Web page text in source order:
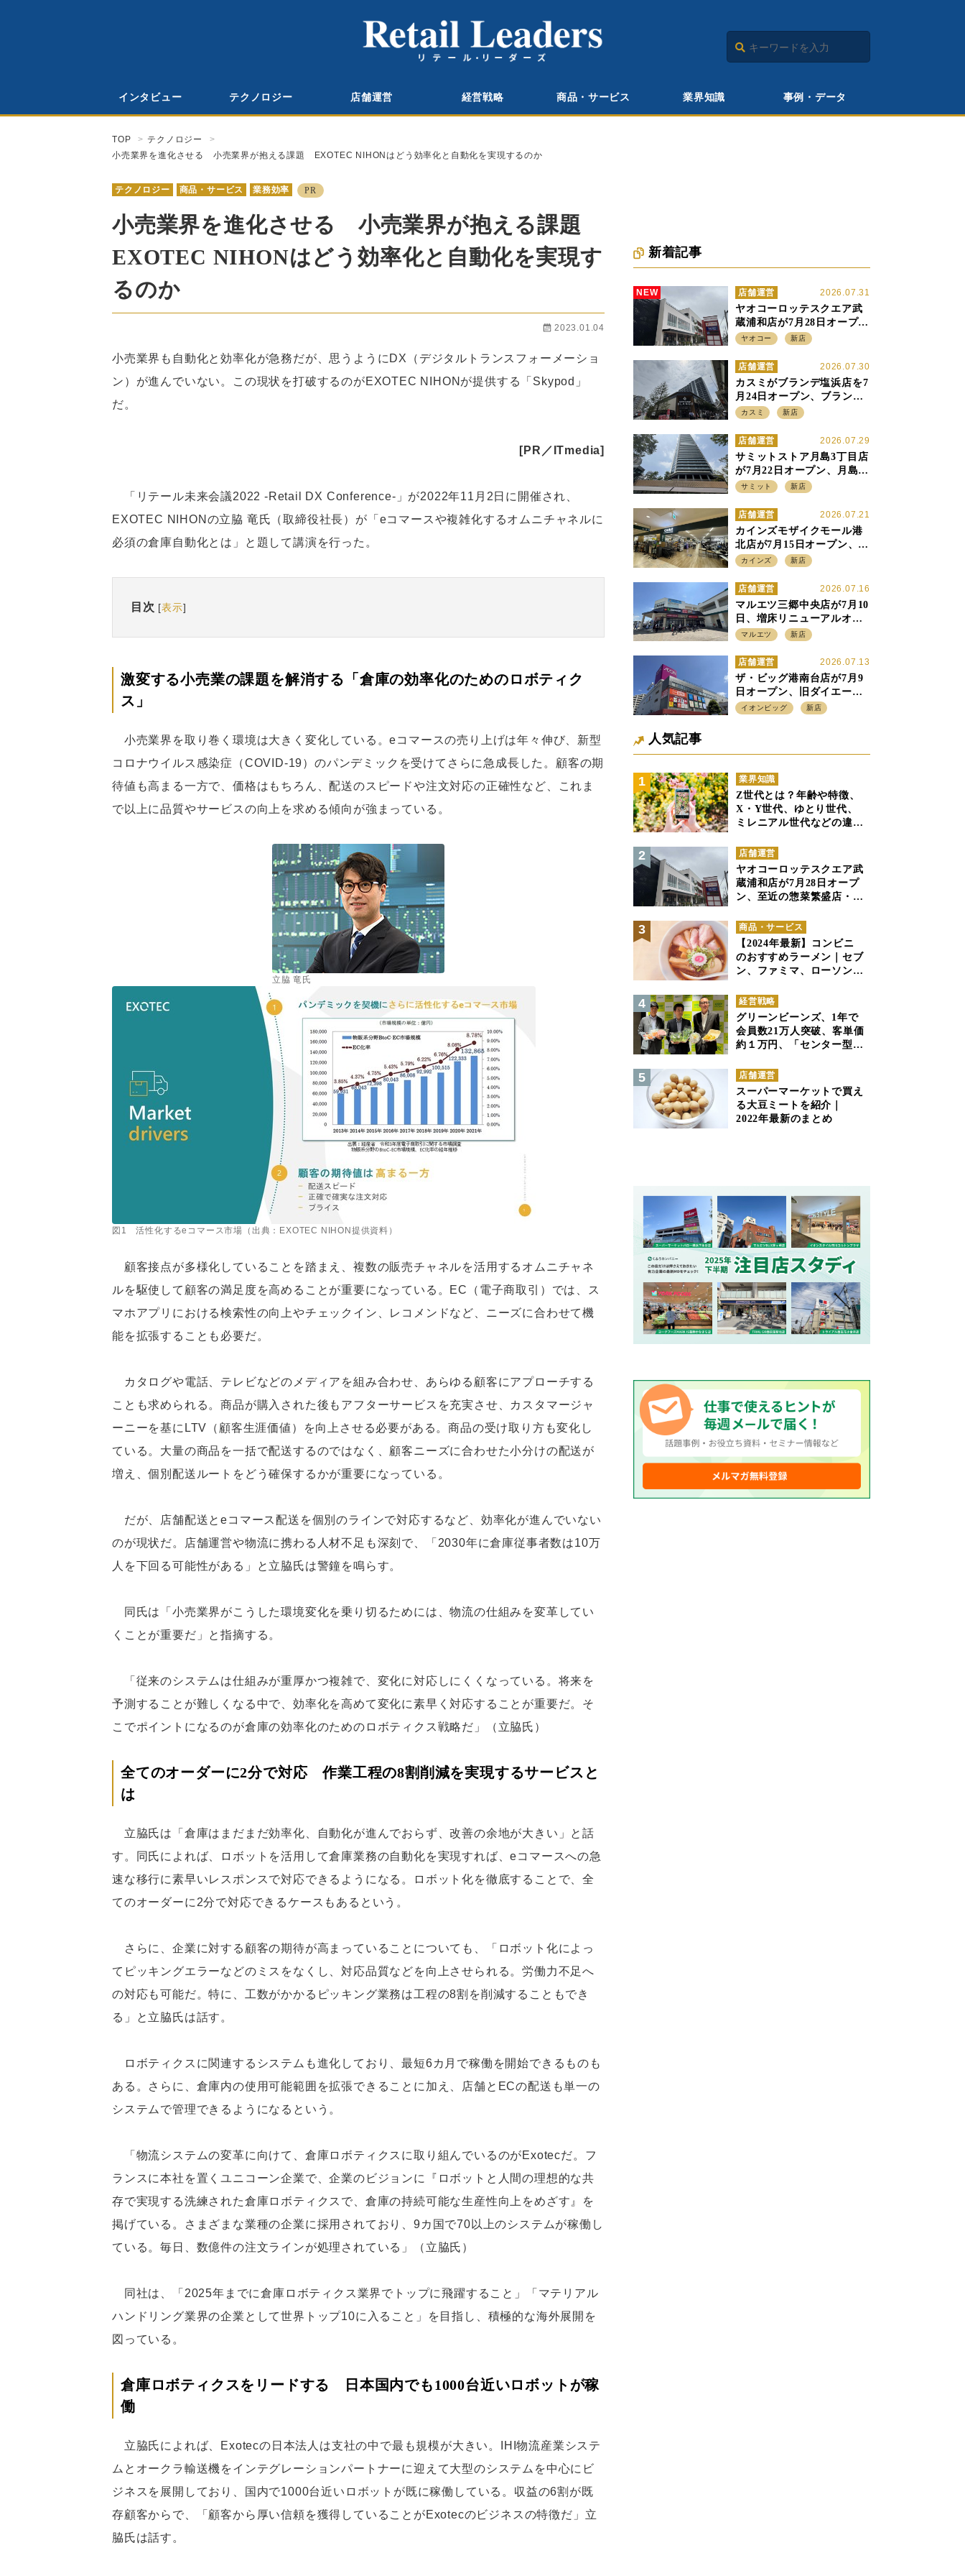
インタビュー テクノロジー 店舗運営 経営戦略 商品・サービス 業界知識 事例・データ
TOP
テクノロジー
小売業界を進化させる 小売業界が抱える課題 EXOTEC NIHONはどう効率化と自動化を実現するのか
テクノロジー 商品・サービス 業務効率 PR
小売業界を進化させる 小売業界が抱える課題
EXOTEC NIHONはどう効率化と自動化を実現す
るのか
2023.01.04
小売業界も自動化と効率化が急務だが、思うようにDX（デジタルトランスフォーメーショ
ン）が進んでいない。この現状を打破するのがEXOTEC NIHONが提供する「Skypod」
だ。
[PR／ITmedia]
「リテール未来会議2022 -Retail DX Conference-」が2022年11月2日に開催され、
EXOTEC NIHONの立脇 竜氏（取締役社長）が「eコマースや複雑化するオムニチャネルに
必須の倉庫自動化とは」と題して講演を行った。
目次 [表示]
激変する小売業の課題を解消する「倉庫の効率化のためのロボティク
ス」
小売業界を取り巻く環境は大きく変化している。eコマースの売り上げは年々伸び、新型
コロナウイルス感染症（COVID-19）のパンデミックを受けてさらに急成長した。顧客の期
待値も高まる一方で、価格はもちろん、配送のスピードや注文対応の正確性など、これま
で以上に品質やサービスの向上を求める傾向が強まっている。
立脇 竜氏
図1 活性化するeコマース市場（出典：EXOTEC NIHON提供資料）
顧客接点が多様化していることを踏まえ、複数の販売チャネルを活用するオムニチャネ
ルを駆使して顧客の満足度を高めることが重要になっている。EC（電子商取引）では、ス
マホアプリにおける検索性の向上やチェックイン、レコメンドなど、ニーズに合わせて機
能を拡張することも必要だ。
カタログや電話、テレビなどのメディアを組み合わせ、あらゆる顧客にアプローチする
ことも求められる。商品が購入された後もアフターサービスを充実させ、カスタマージャ
ーニーを基にLTV（顧客生涯価値）を向上させる必要がある。商品の受け取り方も変化し
ている。大量の商品を一括で配送するのではなく、顧客ニーズに合わせた小分けの配送が
増え、個別配送ルートをどう確保するかが重要になっている。
だが、店舗配送とeコマース配送を個別のラインで対応するなど、効率化が進んでいない
のが現状だ。店舗運営や物流に携わる人材不足も深刻で、「2030年に倉庫従事者数は10万
人を下回る可能性がある」と立脇氏は警鐘を鳴らす。
同氏は「小売業界がこうした環境変化を乗り切るためには、物流の仕組みを変革してい
くことが重要だ」と指摘する。
「従来のシステムは仕組みが重厚かつ複雑で、変化に対応しにくくなっている。将来を
予測することが難しくなる中で、効率化を高めて変化に素早く対応することが重要だ。そ
こでポイントになるのが倉庫の効率化のためのロボティクス戦略だ」（立脇氏）
全てのオーダーに2分で対応 作業工程の8割削減を実現するサービスと
は
立脇氏は「倉庫はまだまだ効率化、自動化が進んでおらず、改善の余地が大きい」と話
す。同氏によれば、ロボットを活用して倉庫業務の自動化を実現すれば、eコマースへの急
速な移行に素早いレスポンスで対応できるようになる。ロボット化を徹底することで、全
てのオーダーに2分で対応できるケースもあるという。
さらに、企業に対する顧客の期待が高まっていることについても、「ロボット化によっ
てピッキングエラーなどのミスをなくし、対応品質などを向上させられる。労働力不足へ
の対応も可能だ。特に、工数がかかるピッキング業務は工程の8割を削減することもでき
る」と立脇氏は話す。
ロボティクスに関連するシステムも進化しており、最短6カ月で稼働を開始できるものも
ある。さらに、倉庫内の使用可能範囲を拡張できることに加え、店舗とECの配送も単一の
システムで管理できるようになるという。
「物流システムの変革に向けて、倉庫ロボティクスに取り組んでいるのがExotecだ。フ
ランスに本社を置くユニコーン企業で、企業のビジョンに『ロボットと人間の理想的な共
存で実現する洗練された倉庫ロボティクスで、倉庫の持続可能な生産性向上をめざす』を
掲げている。さまざまな業種の企業に採用されており、9カ国で70以上のシステムが稼働し
ている。毎日、数億件の注文ラインが処理されている」（立脇氏）
同社は、「2025年までに倉庫ロボティクス業界でトップに飛躍すること」「マテリアル
ハンドリング業界の企業として世界トップ10に入ること」を目指し、積極的な海外展開を
図っている。
倉庫ロボティクスをリードする 日本国内でも1000台近いロボットが稼
働
立脇氏によれば、Exotecの日本法人は支社の中で最も規模が大きい。IHI物流産業システ
ムとオークラ輸送機をインテグレーションパートナーに迎えて大型のシステムを中心にビ
ジネスを展開しており、国内で1000台近いロボットが既に稼働している。収益の6割が既
存顧客からで、「顧客から厚い信頼を獲得していることがExotecのビジネスの特徴だ」立
脇氏は話す。
新着記事
NEW 2026.07.31
店舗運営
ヤオコーロッテスクエア武
蔵浦和店が7月28日オープ
ン、至近の惣菜繁盛店・武
すみ分け
ヤオコー 新店
2026.07.30
店舗運営
カスミがブランデ塩浜店を7
月24日オープン、ブランデ5
店目は生鮮、デリカ強化の
入れ
カスミ 新店
2026.07.29
店舗運営
サミットストア月島3丁目店
が7月22日オープン、月島の
58階建てタワーマンション1
を出店
サミット 新店
2026.07.21
店舗運営
カインズモザイクモール港
北店が7月15日オープン、出
店強化の神奈川県、駅前
カインズ 新店
2026.07.16
店舗運営
マルエツ三郷中央店が7月10
日、増床リニューアルオー
プン、「アーバン500坪モデ
立地受け、寿司を象徴に
マルエツ 新店
2026.07.13
店舗運営
ザ・ビッグ港南台店が7月9
日オープン、旧ダイエー店
舗を受け継ぎ、DS、SM激
イオンビッグ 新店
人気記事
業界知識
Z世代とは？年齢や特徴、
X・Y世代、ゆとり世代、
ミレニアル世代などの違い
店舗運営
ヤオコーロッテスクエア武
蔵浦和店が7月28日オープ
ン、至近の惣菜繁盛店・武
すみ分け
商品・サービス
【2024年最新】コンビニ
のおすすめラーメン｜セブ
ン、ファミマ、ローソンの
経営戦略
グリーンビーンズ、1年で
会員数21万人突破、客単価
約１万円、「センター型の
も成立できるか
店舗運営
スーパーマーケットで買え
る大豆ミートを紹介｜
2022年最新のまとめ